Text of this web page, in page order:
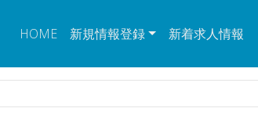
HOME 新規情報登録 新着求人情報